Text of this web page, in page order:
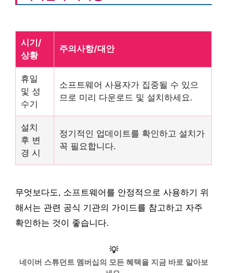
시기/
상황
주의사항/대안
휴일
및 성
수기
소프트웨어 사용자가 집중될 수 있으
므로 미리 다운로드 및 설치하세요.
설치
후 변
경 시
정기적인 업데이트를 확인하고 설치가
꼭 필요합니다.
무엇보다도, 소프트웨어를 안정적으로 사용하기 위
해서는 관련 공식 기관의 가이드를 참고하고 자주
확인하는 것이 좋습니다.
💡
네이버 스튜던트 멤버십의 모든 혜택을 지금 바로 알아보